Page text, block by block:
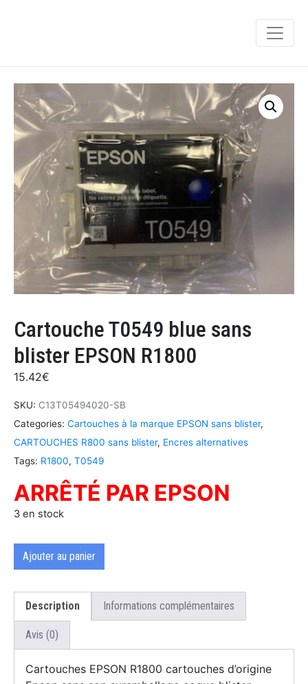
Cartouche T0549 blue sans
blister EPSON R1800
15.42€
SKU: C13T05494020-SB
Categories: Cartouches à la marque EPSON sans blister,
CARTOUCHES R800 sans blister, Encres alternatives
Tags: R1800, T0549
ARRÊTÉ PAR EPSON
3 en stock
Ajouter au panier
Description Informations complémentaires
Avis (0)
Cartouches EPSON R1800 cartouches d’origine